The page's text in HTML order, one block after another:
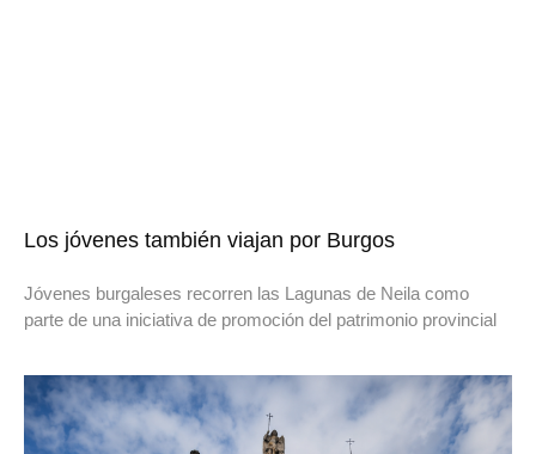
Los jóvenes también viajan por Burgos
Jóvenes burgaleses recorren las Lagunas de Neila como
parte de una iniciativa de promoción del patrimonio provincial